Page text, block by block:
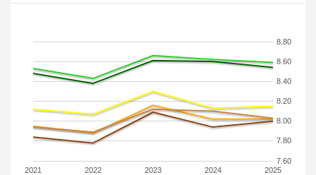
2021 2022 2023 2024 2025
7.60
7.80
8.00
8.20
8.40
8.60
8.80